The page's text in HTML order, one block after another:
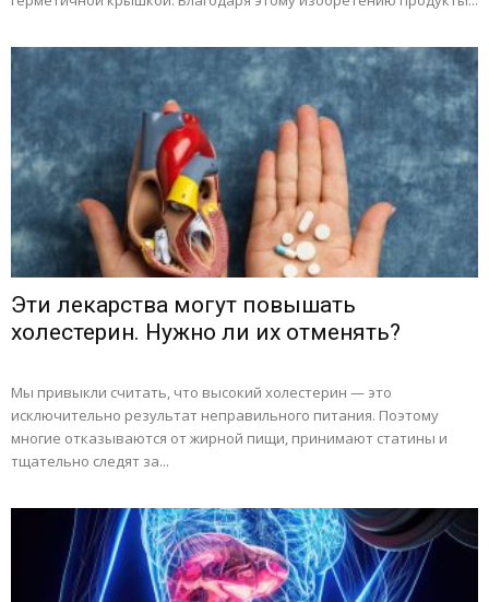
Эти лекарства могут повышать
холестерин. Нужно ли их отменять?
Мы привыкли считать, что высокий холестерин — это
исключительно результат неправильного питания. Поэтому
многие отказываются от жирной пищи, принимают статины и
тщательно следят за...